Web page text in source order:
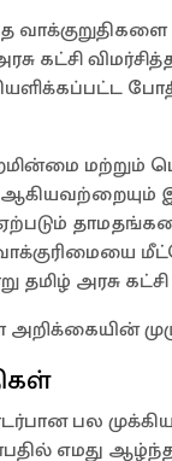
மற்றும்
அரசு
பல
எமது ஆழ்ந்த